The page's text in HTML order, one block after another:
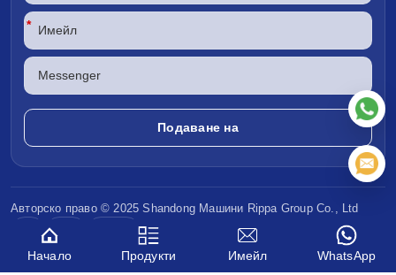
*
Авторско право © 2025 Shandong Машини RippaGroup Co., Ltd
EPA
Начало Продукти Имейл WhatsApp